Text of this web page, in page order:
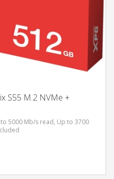
S55 M.2 NVMe +
to 5000 Mb/s read, Up to 3700